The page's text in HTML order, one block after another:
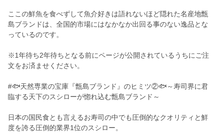
ここの鮮魚を食べずして魚介好きは語れないほど隠れた名産地甑
島ブランドは、全国的市場にはなかなか出回る事のない逸品とな
っているのです。
※1年待ち2年待ちとなる前にページが公開されているうちにご注
文をお済ませください。
#🐟天然専業の宝庫『甑島ブランド』のヒミツ②🐟～寿司界に君
臨する天下のスシローが惚れ込む甑島ブランド～
日本の国民食とも言えるお寿司の中でも圧倒的なクオリティと鮮
度を誇る圧倒的業界1位のスシロー。